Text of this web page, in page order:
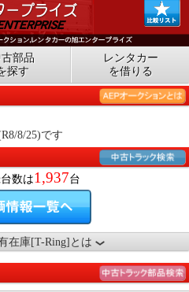
部品
探す
レンタカー
を借りる
8/25)です
数は1,937台
在庫[T-Ring]とは